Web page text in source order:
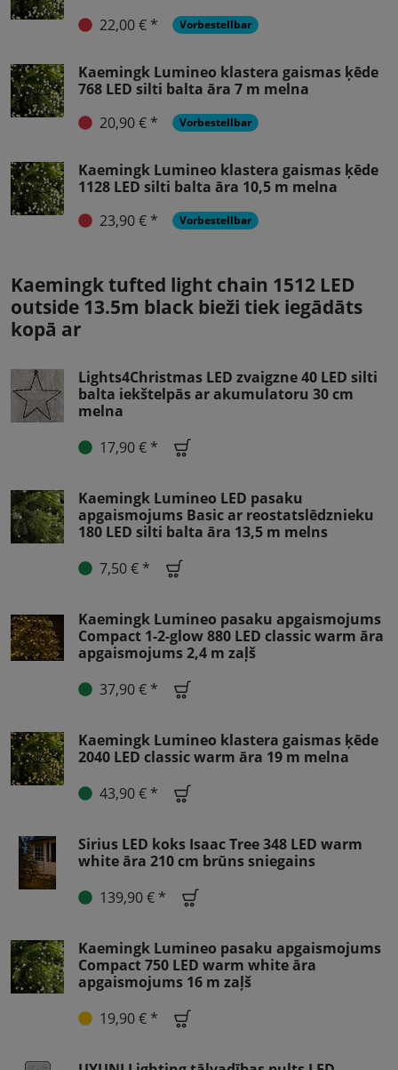
22,00 € *
Vorbestellbar
Kaemingk Lumineo klastera gaismas ķēde
768 LED silti balta āra 7 m melna
20,90 € *
Vorbestellbar
Kaemingk Lumineo klastera gaismas ķēde
1128 LED silti balta āra 10,5 m melna
23,90 € *
Vorbestellbar
Kaemingk tufted light chain 1512 LED
outside 13.5m black bieži tiek iegādāts
kopā ar
Lights4Christmas LED zvaigzne 40 LED silti
balta iekštelpās ar akumulatoru 30 cm
melna
17,90 € *
Kaemingk Lumineo LED pasaku
apgaismojums Basic ar reostatslēdznieku
180 LED silti balta āra 13,5 m melns
7,50 € *
Kaemingk Lumineo pasaku apgaismojums
Compact 1-2-glow 880 LED classic warm āra
apgaismojums 2,4 m zaļš
37,90 € *
Kaemingk Lumineo klastera gaismas ķēde
2040 LED classic warm āra 19 m melna
43,90 € *
Sirius LED koks Isaac Tree 348 LED warm
white āra 210 cm brūns sniegains
139,90 € *
Kaemingk Lumineo pasaku apgaismojums
Compact 750 LED warm white āra
apgaismojums 16 m zaļš
19,90 € *